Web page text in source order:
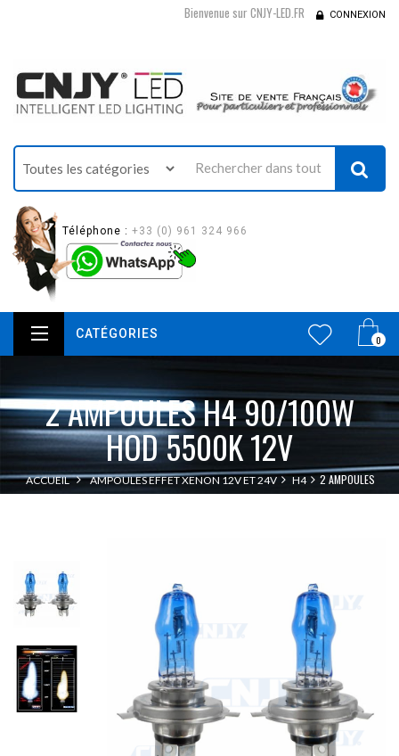
Bienvenue sur CNJY-LED.FR CONNEXION
Téléphone : +33 (0) 961 324 966
0
CATÉGORIES
2 AMPOULES H4 90/100W
HOD 5500K 12V
ACCUEIL AMPOULES EFFET XENON 12V ET 24V H4
2 AMPOULES